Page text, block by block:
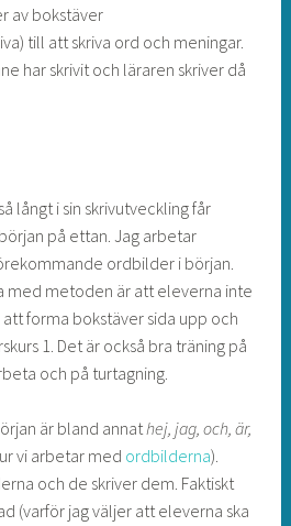
av bokstäver
till att skriva ord och meningar.
har skrivit och läraren skriver då
långt i sin skrivutveckling får
på ettan. Jag arbetar
ordbilder i början.
med metoden är att eleverna inte
forma bokstäver sida upp och
1. Det är också bra träning på
och på turtagning.
är bland annathej, jag, och, är,
vi arbetar med ordbilderna).
och de skriver dem. Faktiskt
(varför jag väljer att eleverna ska